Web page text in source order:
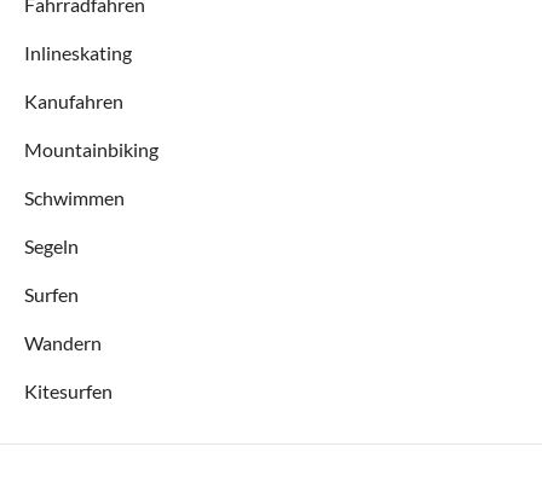
Inlineskating
Kanufahren
Mountainbiking
Schwimmen
Segeln
Surfen
Wandern
Kitesurfen